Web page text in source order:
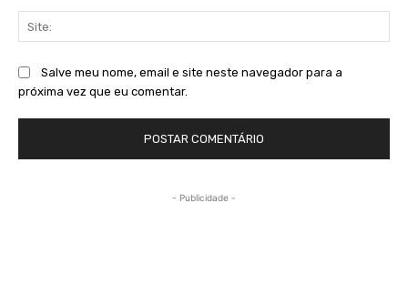
Salve meu nome, email e site neste navegador para a
próxima vez que eu comentar.
- Publicidade -